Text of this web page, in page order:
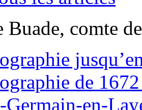
Buade, comte
de
Germain-en-